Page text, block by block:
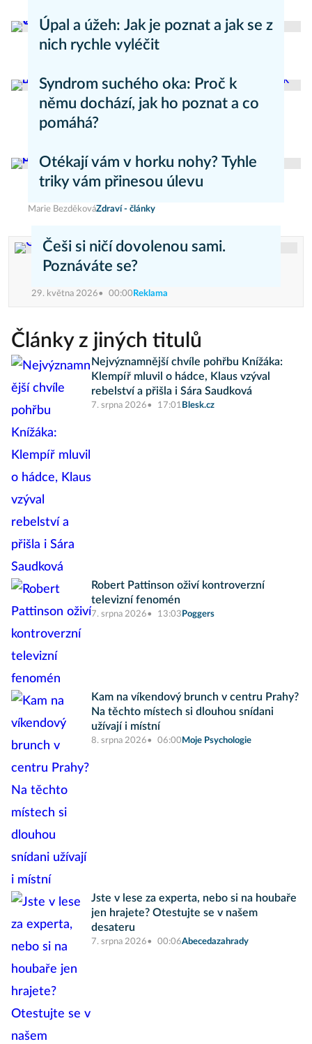
Aneta Valešová
Úpal a úžeh: Jak je poznat a jak se z
nich rychle vyléčit
Syndrom suchého oka: Proč k
němu dochází, jak ho poznat a co
pomáhá?
Otékají vám v horku nohy? Tyhle
triky vám přinesou úlevu
Marie BezděkováZdraví - články
Češi si ničí dovolenou sami.
Poznáváte se?
29. května 2026 00:00 Reklama
Články z jiných titulů
Nejvýznamnější chvíle pohřbu Knížáka:
Klempíř mluvil o hádce, Klaus vzýval
rebelství a přišla i Sára Saudková
7. srpna 2026 17:01 Blesk.cz
Robert Pattinson oživí kontroverzní
televizní fenomén
7. srpna 2026 13:03 Poggers
Kam na víkendový brunch v centru Prahy?
Na těchto místech si dlouhou snídani
užívají i místní
8. srpna 2026 06:00 Moje Psychologie
Jste v lese za experta, nebo si na houbaře
jen hrajete? Otestujte se v našem
desateru
7. srpna 2026 00:06Abecedazahrady